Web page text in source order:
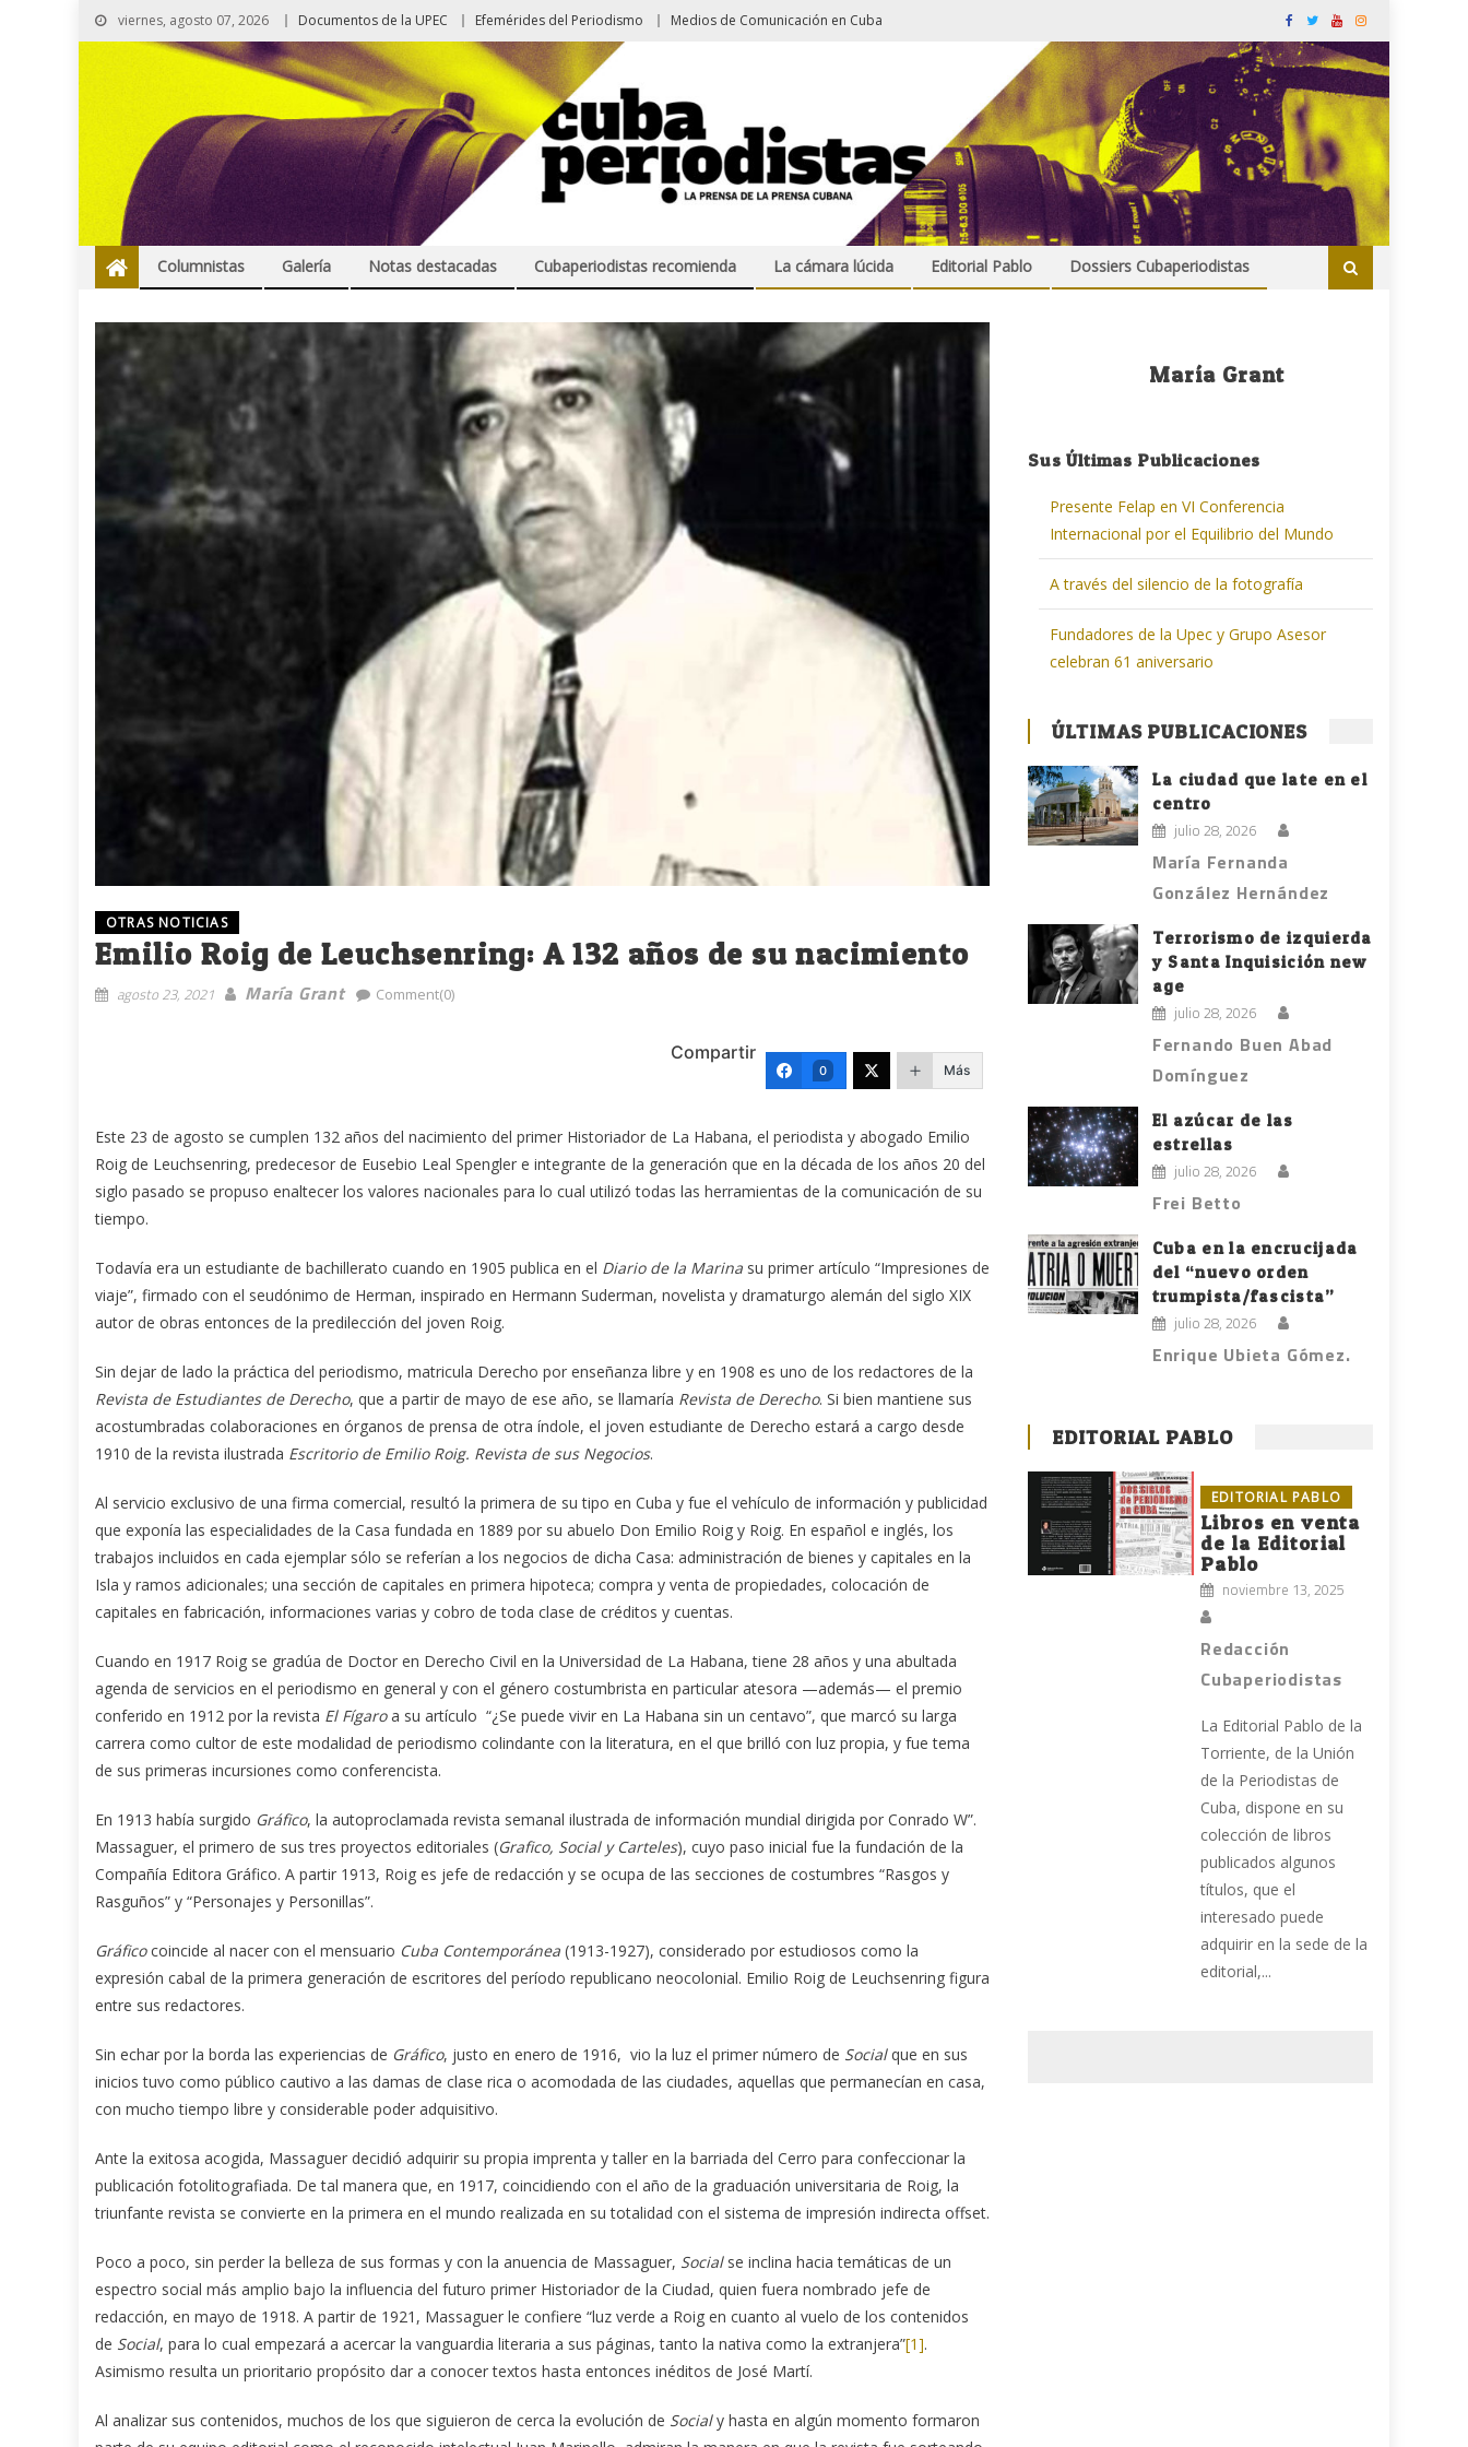
viernes, agosto 07, 2026 Documentos de la UPEC Efemérides del Periodismo Medios de Comunicación en Cuba
Columnistas Galería Notas destacadas Cubaperiodistas recomienda La cámara lúcida Editorial Pablo Dossiers Cubaperiodistas
OTRAS NOTICIAS
Emilio Roig de Leuchsenring: A 132 años de su nacimiento
agosto 23, 2021 María Grant Comment(0)
Compartir
0 Más
Este 23 de agosto se cumplen 132 años del nacimiento del primer Historiador de La Habana, el periodista y abogado Emilio
Roig de Leuchsenring, predecesor de Eusebio Leal Spengler e integrante de la generación que en la década de los años 20 del
siglo pasado se propuso enaltecer los valores nacionales para lo cual utilizó todas las herramientas de la comunicación de su
tiempo.
Todavía era un estudiante de bachillerato cuando en 1905 publica en el Diario de la Marina su primer artículo “Impresiones de
viaje”, firmado con el seudónimo de Herman, inspirado en Hermann Suderman, novelista y dramaturgo alemán del siglo XIX
autor de obras entonces de la predilección del joven Roig.
Sin dejar de lado la práctica del periodismo, matricula Derecho por enseñanza libre y en 1908 es uno de los redactores de la
Revista de Estudiantes de Derecho, que a partir de mayo de ese año, se llamaría Revista de Derecho. Si bien mantiene sus
acostumbradas colaboraciones en órganos de prensa de otra índole, el joven estudiante de Derecho estará a cargo desde
1910 de la revista ilustrada Escritorio de Emilio Roig. Revista de sus Negocios.
Al servicio exclusivo de una firma comercial, resultó la primera de su tipo en Cuba y fue el vehículo de información y publicidad
que exponía las especialidades de la Casa fundada en 1889 por su abuelo Don Emilio Roig y Roig. En español e inglés, los
trabajos incluidos en cada ejemplar sólo se referían a los negocios de dicha Casa: administración de bienes y capitales en la
Isla y ramos adicionales; una sección de capitales en primera hipoteca; compra y venta de propiedades, colocación de
capitales en fabricación, informaciones varias y cobro de toda clase de créditos y cuentas.
Cuando en 1917 Roig se gradúa de Doctor en Derecho Civil en la Universidad de La Habana, tiene 28 años y una abultada
agenda de servicios en el periodismo en general y con el género costumbrista en particular atesora —además— el premio
conferido en 1912 por la revista El Fígaroa su artículo “¿Se puede vivir en La Habana sin un centavo”, que marcó su larga
carrera como cultor de este modalidad de periodismo colindante con la literatura, en el que brilló con luz propia, y fue tema
de sus primeras incursiones como conferencista.
En 1913 había surgido Gráfico, la autoproclamada revista semanal ilustrada de información mundial dirigida por Conrado W”.
Massaguer, el primero de sus tres proyectos editoriales (Grafico, Social y Carteles), cuyo paso inicial fue la fundación de la
Compañía Editora Gráfico. A partir 1913, Roig es jefe de redacción y se ocupa de las secciones de costumbres “Rasgos y
Rasguños” y “Personajes y Personillas”.
Gráficocoincide al nacer con el mensuario Cuba Contemporánea (1913-1927), considerado por estudiosos como la
expresión cabal de la primera generación de escritores del período republicano neocolonial. Emilio Roig de Leuchsenring figura
entre sus redactores.
Sin echar por la borda las experiencias de Gráfico, justo en enero de 1916, vio la luz el primer número de Socialque en sus
inicios tuvo como público cautivo a las damas de clase rica o acomodada de las ciudades, aquellas que permanecían en casa,
con mucho tiempo libre y considerable poder adquisitivo.
Ante la exitosa acogida, Massaguer decidió adquirir su propia imprenta y taller en la barriada del Cerro para confeccionar la
publicación fotolitografiada. De tal manera que, en 1917, coincidiendo con el año de la graduación universitaria de Roig, la
triunfante revista se convierte en la primera en el mundo realizada en su totalidad con el sistema de impresión indirecta offset.
Poco a poco, sin perder la belleza de sus formas y con la anuencia de Massaguer, Socialse inclina hacia temáticas de un
espectro social más amplio bajo la influencia del futuro primer Historiador de la Ciudad, quien fuera nombrado jefe de
redacción, en mayo de 1918. A partir de 1921, Massaguer le confiere “luz verde a Roig en cuanto al vuelo de los contenidos
de Social, para lo cual empezará a acercar la vanguardia literaria a sus páginas, tanto la nativa como la extranjera”[1].
Asimismo resulta un prioritario propósito dar a conocer textos hasta entonces inéditos de José Martí.
Al analizar sus contenidos, muchos de los que siguieron de cerca la evolución de Socialy hasta en algún momento formaron
María Grant
Sus Últimas Publicaciones
Presente Felap en VI Conferencia
Internacional por el Equilibrio del Mundo
A través del silencio de la fotografía
Fundadores de la Upec y Grupo Asesor
celebran 61 aniversario
ÚLTIMAS PUBLICACIONES
La ciudad que late en el
centro
julio 28, 2026
María Fernanda
González Hernández
Terrorismo de izquierda
y Santa Inquisición new
age
julio 28, 2026
Fernando Buen Abad
Domínguez
El azúcar de las
estrellas
julio 28, 2026
Frei Betto
Cuba en la encrucijada
del “nuevo orden
trumpista/fascista”
julio 28, 2026
Enrique Ubieta Gómez.
EDITORIAL PABLO
EDITORIAL PABLO
Libros en venta
de la Editorial
Pablo
noviembre 13, 2025
Redacción
Cubaperiodistas
La Editorial Pablo de la
Torriente, de la Unión
de la Periodistas de
Cuba, dispone en su
colección de libros
publicados algunos
títulos, que el
interesado puede
adquirir en la sede de la
editorial,...